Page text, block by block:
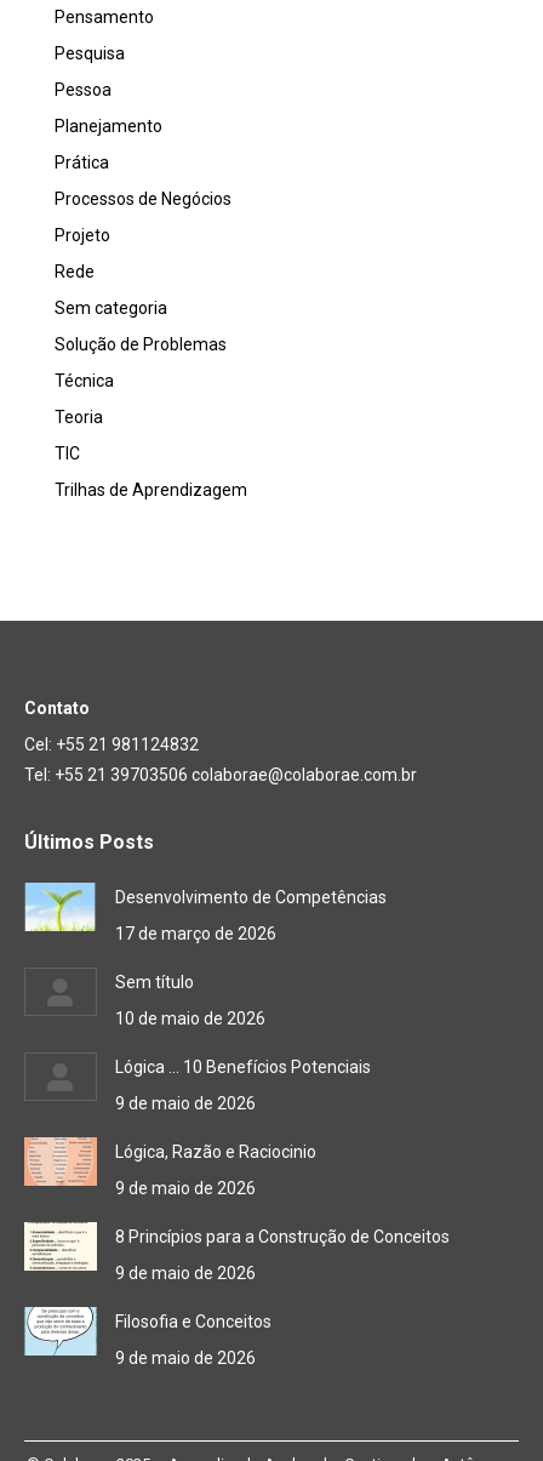
Pensamento
Pesquisa
Pessoa
Planejamento
Prática
Processos de Negócios
Projeto
Rede
Sem categoria
Solução de Problemas
Técnica
Teoria
TIC
Trilhas de Aprendizagem
Contato
Cel: +55 21 981124832
Tel: +55 21 39703506 colaborae@colaborae.com.br
Últimos Posts
Desenvolvimento de Competências
17 de março de 2026
Sem título
10 de maio de 2026
Lógica … 10 Benefícios Potenciais
9 de maio de 2026
Lógica, Razão e Raciocinio
9 de maio de 2026
8 Princípios para a Construção de Conceitos
9 de maio de 2026
Filosofia e Conceitos
9 de maio de 2026